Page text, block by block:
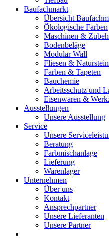
Baufachmarkt
Übersicht
Ökologische Farben
Maschinen &
Bodenbeläge
Modular Wall
Fliesen & Naturstein
Farben & Tapeten
Bauchemie
Arbeitsschutz und
Eisenwaren &
Ausstellungen
Unsere Ausstellung
Service
Unsere
Beratung
Farbmischanlage
Lieferung
Warenlager
Unternehmen
Über uns
Kontakt
Ansprechpartner
Unsere Lieferanten
Unsere Partner